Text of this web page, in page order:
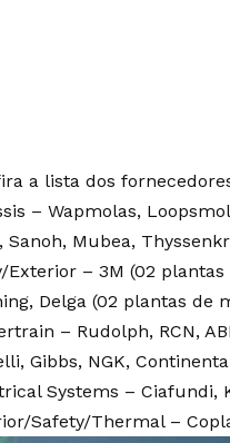
a lista dos
– Wapmolas,
Sanoh, Mubea,
Exterior – 3M (02
Delga (02 plantas de
– Rudolph, RCN,
Gibbs, NGK,
Systems – Ciafundi,
Safety/Thermal –